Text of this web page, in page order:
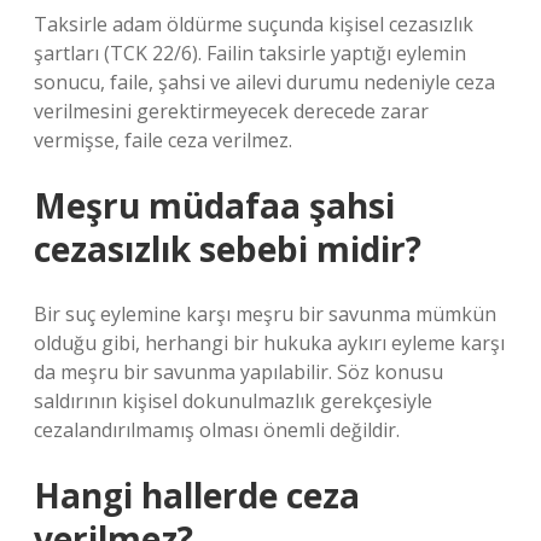
Taksirle adam öldürme suçunda kişisel cezasızlık
şartları (TCK 22/6). Failin taksirle yaptığı eylemin
sonucu, faile, şahsi ve ailevi durumu nedeniyle ceza
verilmesini gerektirmeyecek derecede zarar
vermişse, faile ceza verilmez.
Meşru müdafaa şahsi
cezasızlık sebebi midir?
Bir suç eylemine karşı meşru bir savunma mümkün
olduğu gibi, herhangi bir hukuka aykırı eyleme karşı
da meşru bir savunma yapılabilir. Söz konusu
saldırının kişisel dokunulmazlık gerekçesiyle
cezalandırılmamış olması önemli değildir.
Hangi hallerde ceza